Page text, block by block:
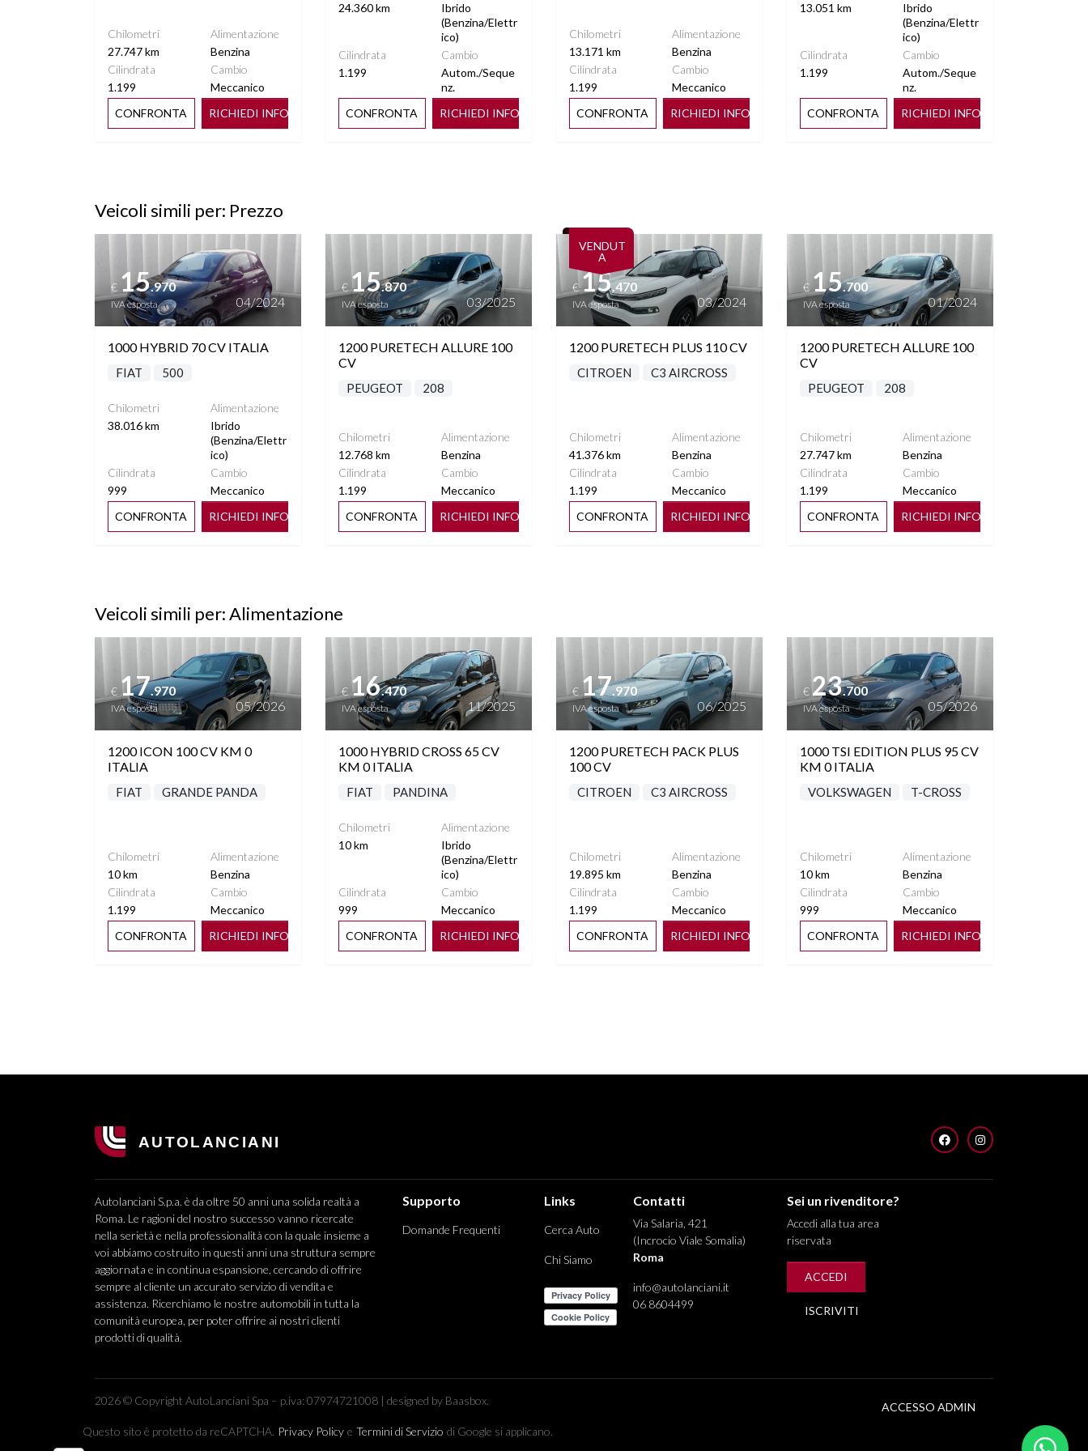
SPECCHIETTI ELETTRICI
START&STOP
STEREO CON MONITOR
TOUCHSCREEN
TASCHE SU RETROSCHIENALI
SEDILI
Chilometri
27.747 km
Alimentazione
Benzina
Cilindrata
1.199
Cambio
Meccanico
CONFRONTA
RICHIEDI INFO
24.360 km
Ibrido
(Benzina/Elettr
ico)
Cilindrata
1.199
Cambio
Autom./Seque
nz.
CONFRONTA
RICHIEDI INFO
Chilometri
13.171 km
Alimentazione
Benzina
Cilindrata
1.199
Cambio
Meccanico
CONFRONTA
RICHIEDI INFO
13.051 km
Ibrido
(Benzina/Elettr
ico)
Cilindrata
1.199
Cambio
Autom./Seque
nz.
CONFRONTA
RICHIEDI INFO
Veicoli simili per: Prezzo
Vedi dettagli
€15.970
IVA esposta 04/2024
1000 HYBRID 70 CV ITALIA
FIAT 500
Chilometri
38.016 km
Alimentazione
Ibrido
(Benzina/Elettr
ico)
Cilindrata
999
Cambio
Meccanico
CONFRONTA
RICHIEDI INFO
Vedi dettagli
€15.870
IVA esposta 03/2025
1200 PURETECH ALLURE 100
CV
PEUGEOT 208
Chilometri
12.768 km
Alimentazione
Benzina
Cilindrata
1.199
Cambio
Meccanico
CONFRONTA
RICHIEDI INFO
VENDUT
A
Vedi dettagli
€15.470
IVA esposta 03/2024
1200 PURETECH PLUS 110 CV
CITROEN C3 AIRCROSS
Chilometri
41.376 km
Alimentazione
Benzina
Cilindrata
1.199
Cambio
Meccanico
CONFRONTA
RICHIEDI INFO
Vedi dettagli
€15.700
IVA esposta 01/2024
1200 PURETECH ALLURE 100
CV
PEUGEOT 208
Chilometri
27.747 km
Alimentazione
Benzina
Cilindrata
1.199
Cambio
Meccanico
CONFRONTA
RICHIEDI INFO
Veicoli simili per: Alimentazione
Vedi dettagli
€17.970
IVA esposta 05/2026
1200 ICON 100 CV KM 0
ITALIA
FIAT GRANDE PANDA
Chilometri
10 km
Alimentazione
Benzina
Cilindrata
1.199
Cambio
Meccanico
CONFRONTA
RICHIEDI INFO
Vedi dettagli
€16.470
IVA esposta 11/2025
1000 HYBRID CROSS 65 CV
KM 0 ITALIA
FIAT PANDINA
Chilometri
10 km
Alimentazione
Ibrido
(Benzina/Elettr
ico)
Cilindrata
999
Cambio
Meccanico
CONFRONTA
RICHIEDI INFO
Vedi dettagli
€17.970
IVA esposta 06/2025
1200 PURETECH PACK PLUS
100 CV
CITROEN C3 AIRCROSS
Chilometri
19.895 km
Alimentazione
Benzina
Cilindrata
1.199
Cambio
Meccanico
CONFRONTA
RICHIEDI INFO
Vedi dettagli
€23.700
IVA esposta 05/2026
1000 TSI EDITION PLUS 95 CV
KM 0 ITALIA
VOLKSWAGEN T-CROSS
Chilometri
10 km
Alimentazione
Benzina
Cilindrata
999
Cambio
Meccanico
CONFRONTA
RICHIEDI INFO
FACEBOOKINSTAGRAM
Autolanciani S.p.a. è da oltre 50 anni una solida realtà a
Roma. Le ragioni del nostro successo vanno ricercate
nella serietà e nella professionalità con la quale insieme a
voi abbiamo costruito in questi anni una struttura sempre
aggiornata e in continua espansione, cercando di offrire
sempre al cliente un accurato servizio di vendita e
assistenza. Ricerchiamo le nostre automobili in tutta la
comunità europea, per poter offrire ai nostri clienti
prodotti di qualità.
Supporto
Domande Frequenti
Links
Cerca Auto
Chi Siamo
Contatti
Via Salaria, 421
(Incrocio Viale Somalia)
Roma
info@autolanciani.it
06 8604499
Sei un rivenditore?
Accedi alla tua area
riservata
ACCEDI
ISCRIVITI
2026 © Copyright AutoLanciani Spa – p.iva: 07974721008 | designed by Baasbox.
ACCESSO ADMIN
Questo sito è protetto da reCAPTCHA. Privacy Policy e Termini di Servizio di Google si applicano.